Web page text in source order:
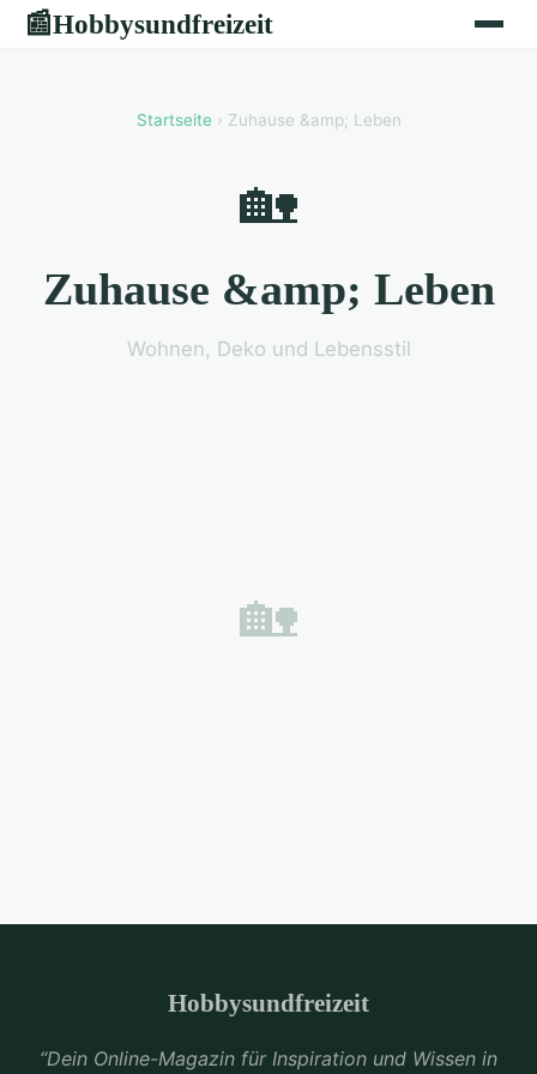
📰Hobbysundfreizeit
Startseite › Zuhause &amp; Leben
🏡
Zuhause &amp; Leben
Wohnen, Deko und Lebensstil
🏡
Hobbysundfreizeit
“Dein Online-Magazin für Inspiration und Wissen in